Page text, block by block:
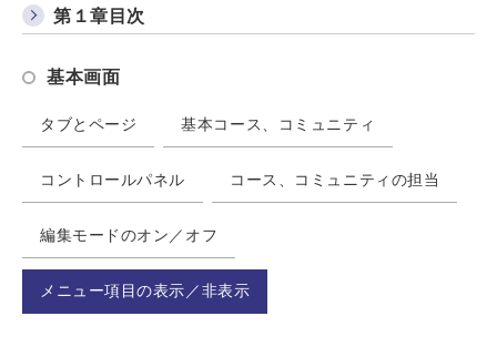
第１章目次
基本画面
タブとページ 基本コース、コミュニティ
コントロールパネル コース、コミュニティの担当
編集モードのオン／オフ
メニュー項目の表示／非表示